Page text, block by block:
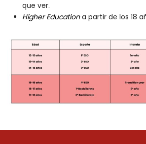
que ver.
Higher Educationa partir de los 18